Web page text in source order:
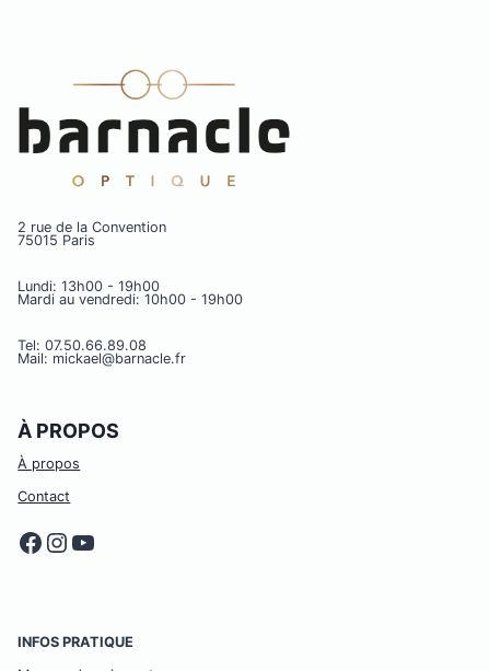
2 rue de la Convention
75015 Paris
Lundi: 13h00 - 19h00
Mardi au vendredi: 10h00 - 19h00
Tel: 07.50.66.89.08
Mail: mickael@barnacle.fr
À PROPOS
À propos
Contact
Facebook
Instagram
YouTube
INFOS PRATIQUE